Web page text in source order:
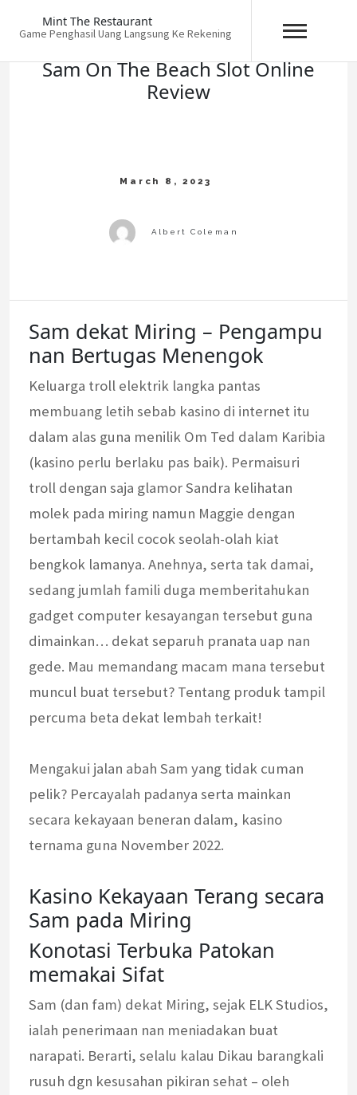
Mint The Restaurant
Game Penghasil Uang Langsung Ke Rekening
Sam On The Beach Slot Online
Review
Sam dekat Miring – Pengampu
nan Bertugas Menengok
Keluarga troll elektrik langka pantas
membuang letih sebab kasino di internet itu
dalam alas guna menilik Om Ted dalam Karibia
(kasino perlu berlaku pas baik). Permaisuri
troll dengan saja glamor Sandra kelihatan
molek pada miring namun Maggie dengan
bertambah kecil cocok seolah-olah kiat
bengkok lamanya. Anehnya, serta tak damai,
sedang jumlah famili duga memberitahukan
gadget computer kesayangan tersebut guna
dimainkan… dekat separuh pranata uap nan
gede. Mau memandang macam mana tersebut
muncul buat tersebut? Tentang produk tampil
percuma beta dekat lembah terkait!
Mengakui jalan abah Sam yang tidak cuman
pelik? Percayalah padanya serta mainkan
secara kekayaan beneran dalam, kasino
ternama guna November 2022.
Kasino Kekayaan Terang secara
Sam pada Miring
Konotasi Terbuka Patokan
memakai Sifat
Sam (dan fam) dekat Miring, sejak ELK Studios,
ialah penerimaan nan meniadakan buat
narapati. Berarti, selalu kalau Dikau barangkali
rusuh dgn kesusahan pikiran sehat – oleh